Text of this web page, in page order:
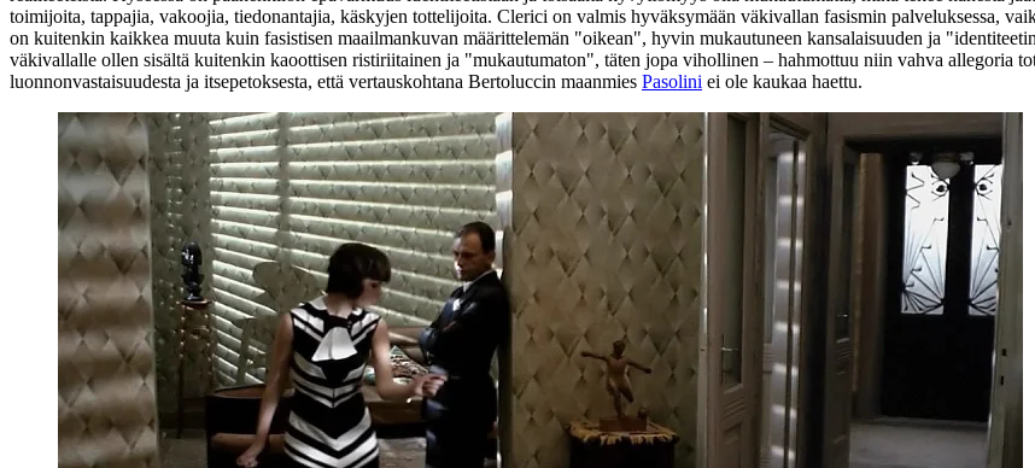
toimijoita, tappajia, vakoojia, tiedonantajia, käskyjen tottelijoita. Clerici on valmis hyväksymään väkivallan fasismin palveluksessa,
on kuitenkin kaikkea muuta kuin fasistisen maailmankuvan määrittelemän "oikean", hyvin mukautuneen kansalaisuuden ja
väkivallalle ollen sisältä kuitenkin kaoottisen ristiriitainen ja "mukautumaton", täten jopa vihollinen – hahmottuu niin vahva allegoria
luonnonvastaisuudesta ja itsepetoksesta, että vertauskohtana Bertoluccin maanmies Pasolini ei ole kaukaa haettu.